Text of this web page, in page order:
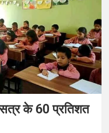
के 60 प्रतिशत